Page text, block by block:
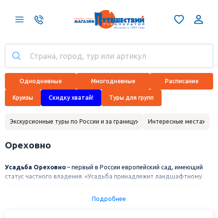
Однодневные Многодневные Расписание
Круизы Скидку хватай! Туры для групп
Экскурсионные туры по России и за границу Интересные места
Ореховно
Усадьба Ореховно – первый в России европейский сад, имеющий
статус частного владения. «Усадьба принадлежит ландшафтному
публики садов в России и Европе. Александр проводил здесь
расположено в одноименной деревне
Подробнее